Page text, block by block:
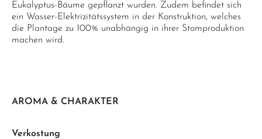
Eukalyptus-Bäume gepflanzt wurden. Zudem befindet sich
ein Wasser-Elektrizitätssystem in der Konstruktion, welches
die Plantage zu 100% unabhängig in ihrer Stomproduktion
machen wird.
AROMA & CHARAKTER
Verkostung